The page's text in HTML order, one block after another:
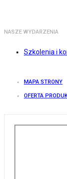
NASZE WYDARZENIA
Szkolenia i
MAPA STRONY
OFERTA